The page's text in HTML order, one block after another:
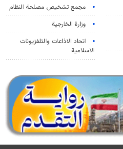
مجمع تشخيص مصلحة النظام
وزارة الخارجية
اتحاد الاذاعات والتلفزيونات
الاسلامية